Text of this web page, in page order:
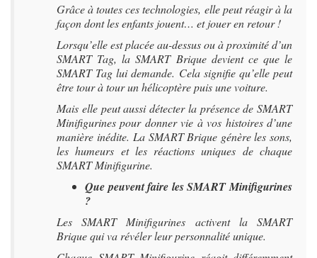
Grâce à toutes ces technologies, elle peut réagir à la
façon dont les enfants jouent… et jouer en retour !
Lorsqu’elle est placée au-dessus ou à proximité d’un
SMART Tag, la SMART Brique devient ce que le
SMART Tag lui demande. Cela signifie qu’elle peut
être tour à tour un hélicoptère puis une voiture.
Mais elle peut aussi détecter la présence de SMART
Minifigurines pour donner vie à vos histoires d’une
manière inédite. La SMART Brique génère les sons,
les humeurs et les réactions uniques de chaque
SMART Minifigurine.
Que peuvent faire les SMART Minifigurines
?
Les SMART Minifigurines activent la SMART
Brique qui va révéler leur personnalité unique.